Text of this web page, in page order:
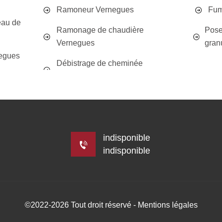
de
Ramoneur Vernegues
Ramonage de chaudière
Vernegues
Débistrage de cheminée
indisponible
indisponible
©2022-2026 Tout droit réservé - Mentions légales